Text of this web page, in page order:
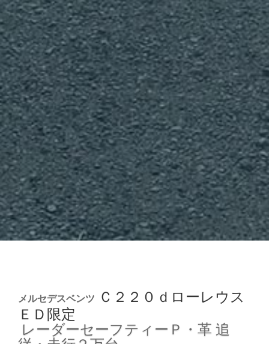
メルセデスベンツ Ｃ２２０ｄローレウス
ＥＤ限定
レーダーセーフティーＰ・革 追